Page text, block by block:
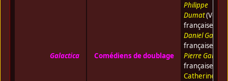
Galactica Comédiens de doublage
Philippe
Dumat(Voix
française) •
Daniel Gall
française) •
Pierre Garin
française) •
Catherine